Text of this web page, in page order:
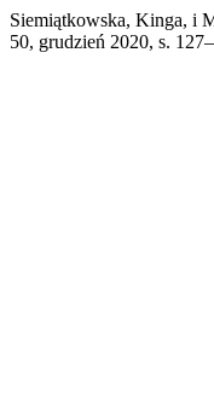
Siemiątkowska, Kinga, i
50, grudzień 2020, s.